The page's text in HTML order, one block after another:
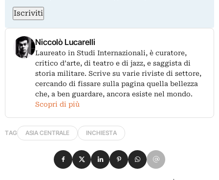
Iscriviti
Niccolò Lucarelli
Laureato in Studi Internazionali, è curatore,
critico d’arte, di teatro e di jazz, e saggista di
storia militare. Scrive su varie riviste di settore,
cercando di fissare sulla pagina quella bellezza
che, a ben guardare, ancora esiste nel mondo.
Scopri di più
TAG ASIA CENTRALE INCHIESTA
Condividi su Facebook
Condividi su X
Condividi su LinkedIn
Condividi su Pinterest
Condividi su WhatsApp
Condividi su Email